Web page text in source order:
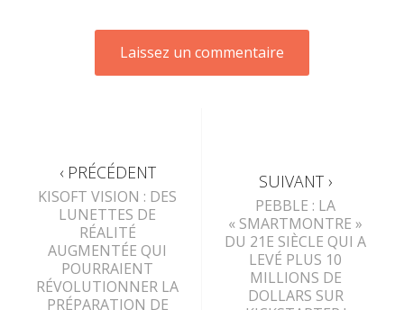
‹ PRÉCÉDENT
KISOFT VISION : DES
LUNETTES DE
RÉALITÉ
AUGMENTÉE QUI
POURRAIENT
RÉVOLUTIONNER LA
PRÉPARATION DE
SUIVANT ›
PEBBLE : LA
« SMARTMONTRE »
DU 21E SIÈCLE QUI A
LEVÉ PLUS 10
MILLIONS DE
DOLLARS SUR